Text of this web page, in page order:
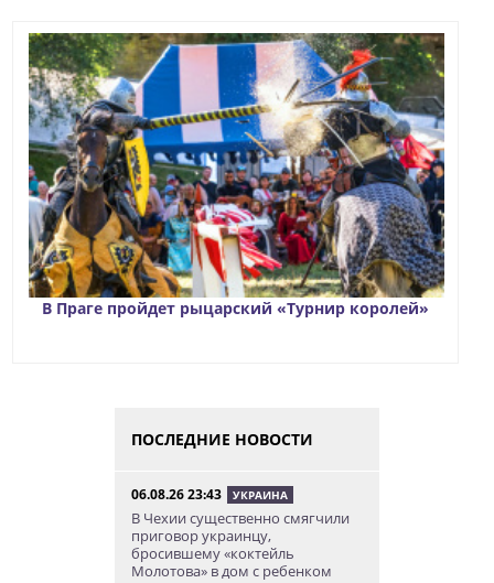
В Праге пройдет рыцарский «Турнир королей»
ПОСЛЕДНИЕ НОВОСТИ
06.08.26 23:43 УКРАИНА
В Чехии существенно смягчили
приговор украинцу,
бросившему «коктейль
Молотова» в дом с ребенком